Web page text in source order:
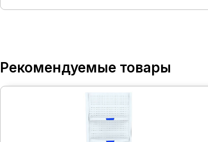
Рекомендуемые товары